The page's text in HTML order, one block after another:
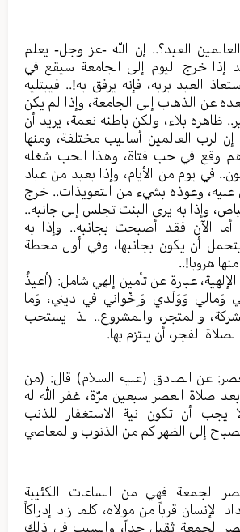
العبد؟.. إن الله -عز وجل- يعلم
إذا خرج اليوم إلى الجامعة سيقع في
العبد بربه، فإنه يرفق به!.. فيبتليه
عن الذهاب إلى الجامعة، وإذا لم يكن
ظاهره بلاء، ولكن باطنه نعمة، يريد أن
لرب العالمين أساليب مختلفة، ومنها
وقع في حب فتاة، وهذا الحب شغله
في يوم من الأيام، وإذا بعبد من عباد
عليه، وعوذه بشيء من التعويذات.. خرج
وإذا به يرى البنت تجلس إلى جانبه..
أما الآن فقد أصبحت بجانبه.. وإذا به
أن يكون بجانبها، وفي أول محطة
هروبا!..
عبارة عن تأمين إلهي شامل: (اُعيذُ
وَمالي وَوَلَدي وَاِخْواني في ديني، وَما
والمتجر، والمشروع.. لذا يستحب
الفجر، أن يلتزم بها.
عن الصادق (عليه السلام) قال: (من
بعد صلاة العصر سبعين مرّة، غفر الله له
يجب أن تكون نية الاستغفار للذنب
إلى الظهر كم من الذنوب والمعاصي
الجمعة فهي من الساعات الكئيبة
الإنسان قرباً من مولاه، كلما زاد إدراكاً
الجمعة ثقيل جداً، والسبب في ذلك